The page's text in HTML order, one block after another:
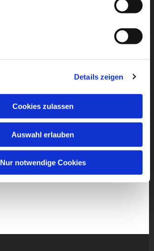
Details zeigen
Cookies zulassen
Auswahl erlauben
Nur notwendige Cookies